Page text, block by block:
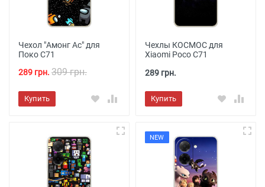
Чехол "Амонг Ас" для
Поко С71
289 грн. 309 грн.
Купить
Чехлы КОСМОС для
Xiaomi Poco C71
289 грн.
Купить
NEW